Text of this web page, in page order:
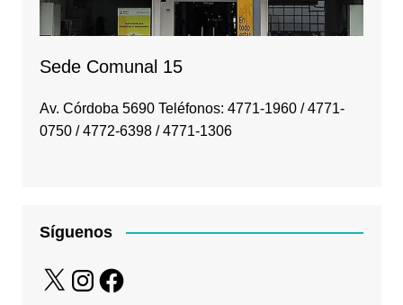
Sede Comunal 15
Av. Córdoba 5690 Teléfonos: 4771-1960 / 4771-
0750 / 4772-6398 / 4771-1306
Síguenos
X InstagramFacebook